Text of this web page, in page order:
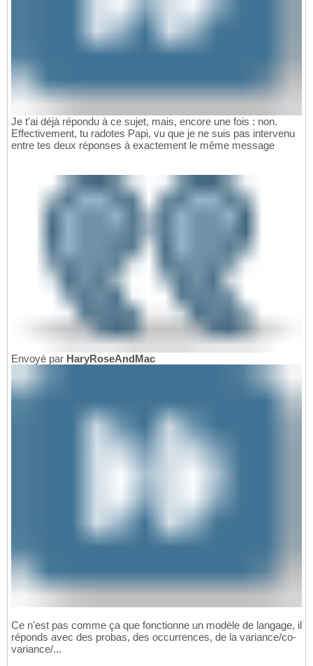
Je t'ai déjà répondu à ce sujet, mais, encore une fois : non.
Effectivement, tu radotes Papi, vu que je ne suis pas intervenu
entre tes deux réponses à exactement le même message
Envoyé par HaryRoseAndMac
Ce n'est pas comme ça que fonctionne un modèle de langage, il
réponds avec des probas, des occurrences, de la variance/co-
variance/...